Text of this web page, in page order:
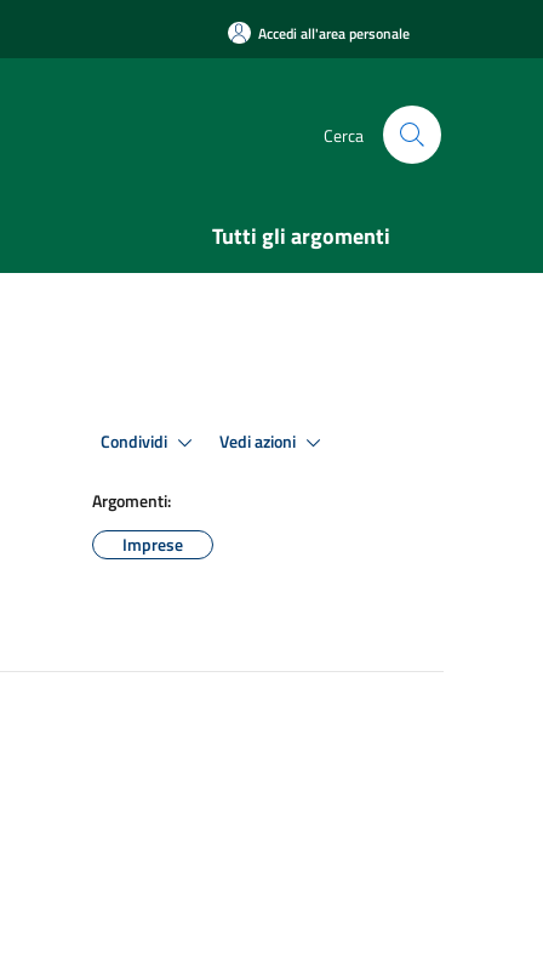
Accedi all'area personale
Cerca
Tutti gli argomenti
Condividi Vedi azioni
Argomenti:
Imprese